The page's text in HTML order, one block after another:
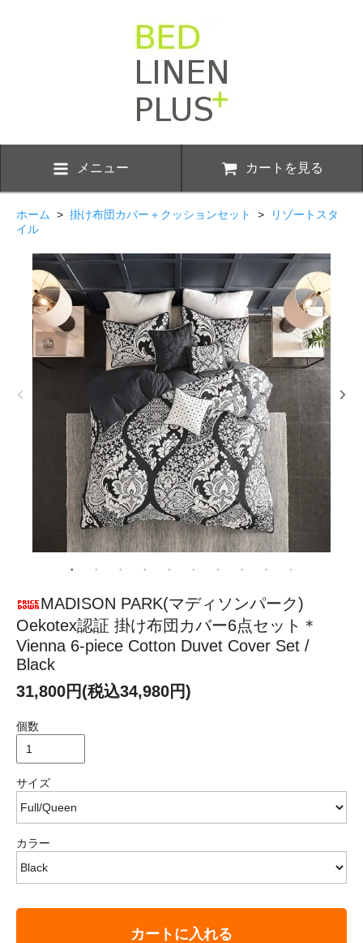
メニュー カートを見る
ホーム > 掛け布団カバー＋クッションセット >
リゾートスタ
イル
MADISON PARK(マディソンパーク)
Oekotex認証 掛け布団カバー6点セット＊
Vienna 6-piece Cotton Duvet Cover Set /
Black
31,800円(税込34,980円)
個数
サイズ
カラー
カートに入れる